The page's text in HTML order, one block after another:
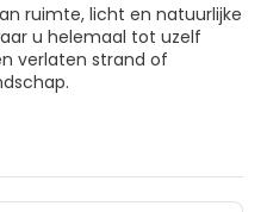
ruimte, licht en natuurlijke
u helemaal tot uzelf
verlaten strand of